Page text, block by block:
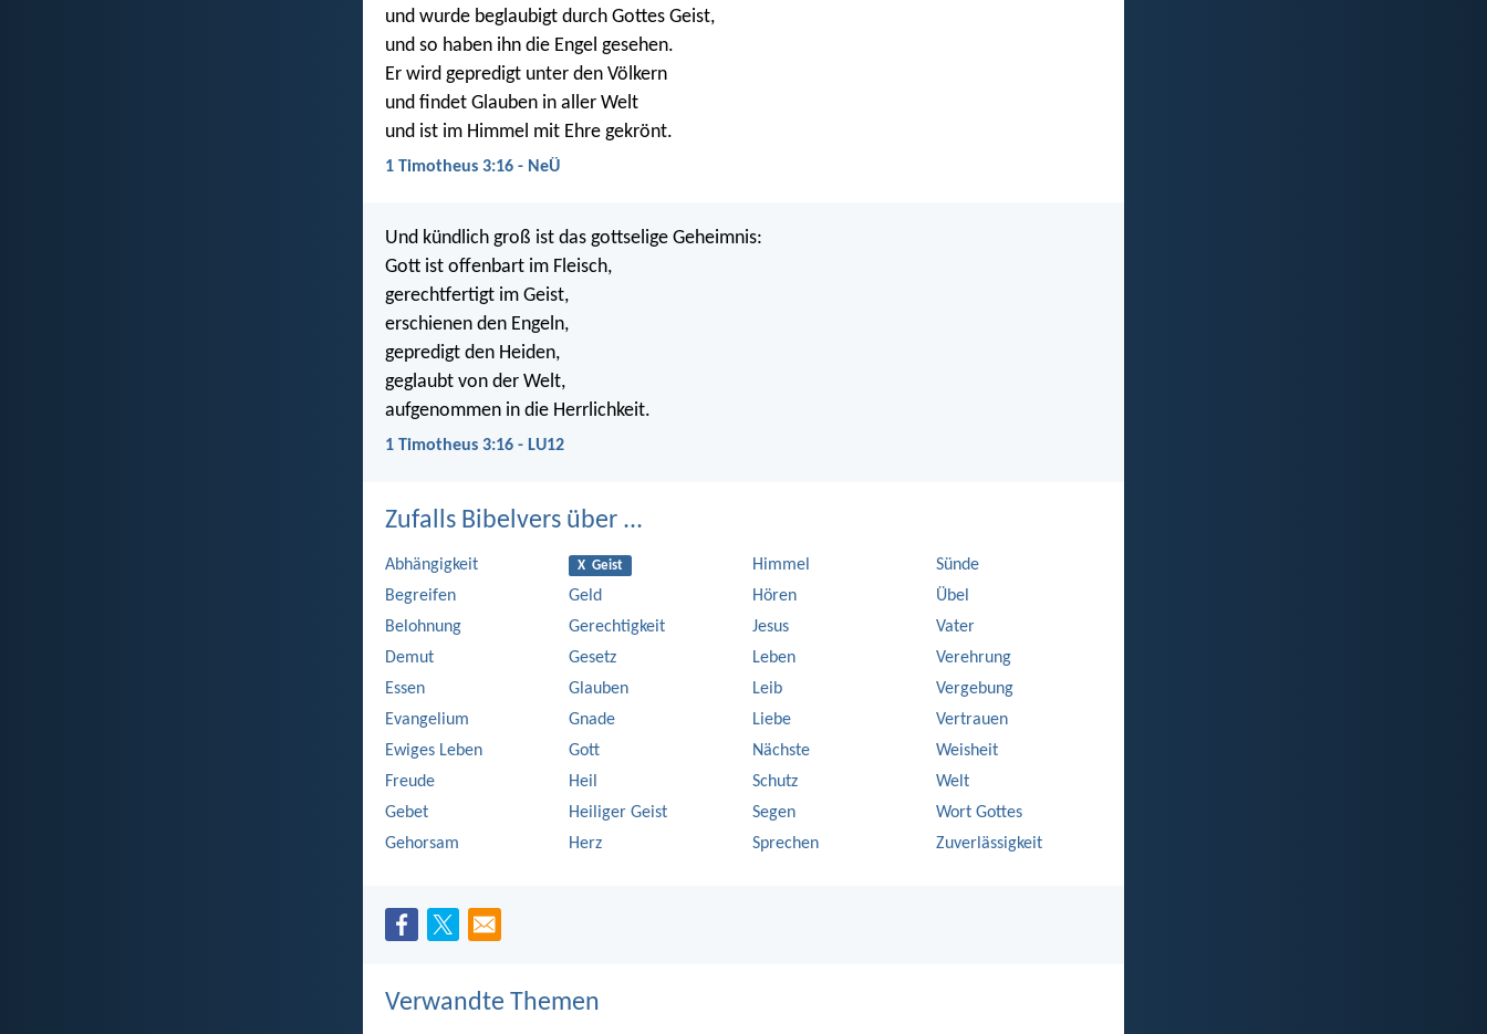
und wurde beglaubigt durch Gottes Geist,
und so haben ihn die Engel gesehen.
Er wird gepredigt unter den Völkern
und findet Glauben in aller Welt
und ist im Himmel mit Ehre gekrönt.
1 Timotheus 3:16 - NeÜ
Und kündlich groß ist das gottselige Geheimnis:
Gott ist offenbart im Fleisch,
gerechtfertigt im Geist,
erschienen den Engeln,
gepredigt den Heiden,
geglaubt von der Welt,
aufgenommen in die Herrlichkeit.
1 Timotheus 3:16 - LU12
Zufalls Bibelvers über ...
Abhängigkeit
Begreifen
Belohnung
Demut
Essen
Evangelium
Ewiges Leben
Freude
Gebet
Gehorsam
X Geist
Geld
Gerechtigkeit
Gesetz
Glauben
Gnade
Gott
Heil
Heiliger Geist
Herz
Himmel
Hören
Jesus
Leben
Leib
Liebe
Nächste
Schutz
Segen
Sprechen
Sünde
Übel
Vater
Verehrung
Vergebung
Vertrauen
Weisheit
Welt
Wort Gottes
Zuverlässigkeit
Verwandte Themen